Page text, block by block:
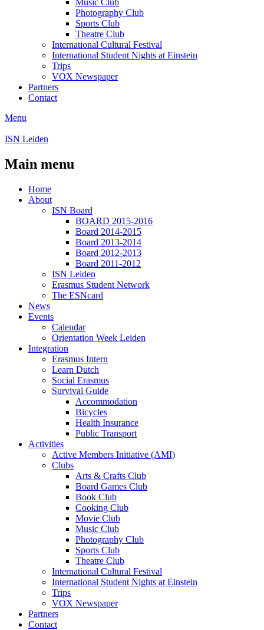
Music Club
Photography Club
Sports Club
Theatre Club
International Cultural Festival
International Student Nights at Einstein
Trips
VOX Newspaper
Partners
Contact
Menu
ISN Leiden
Main menu
Home
About
ISN Board
BOARD 2015-2016
Board 2014-2015
Board 2013-2014
Board 2012-2013
Board 2011-2012
ISN Leiden
Erasmus Student Network
The ESNcard
News
Events
Calendar
Orientation Week Leiden
Integration
Erasmus Intern
Learn Dutch
Social Erasmus
Survival Guide
Accommodation
Bicycles
Health Insurance
Public Transport
Activities
Active Members Initiative (AMI)
Clubs
Arts & Crafts Club
Board Games Club
Book Club
Cooking Club
Movie Club
Music Club
Photography Club
Sports Club
Theatre Club
International Cultural Festival
International Student Nights at Einstein
Trips
VOX Newspaper
Partners
Contact